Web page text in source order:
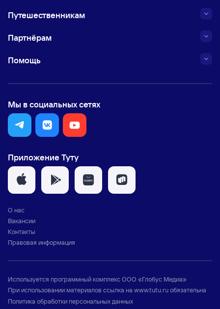
Путешественникам
Партнёрам
Помощь
Мы в социальных сетях
Приложение Туту
О нас
Вакансии
Контакты
Правовая информация
Используется программный комплексООО «Глобус Медиа»
При использовании материалов ссылка на www.tutu.ruобязательна
Политика обработки персональных данных